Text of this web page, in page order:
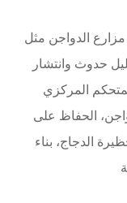
الدواجن مثل
حدوث وانتشار
المركزي
الحفاظ على
الدجاج، بناء